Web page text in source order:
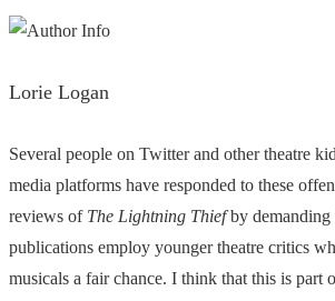
Lorie Logan
Several people on Twitter and other theatre
media platforms have responded to these
reviews of The Lightning Thiefby demanding
publications employ younger theatre critics
musicals a fair chance. I think that this is part